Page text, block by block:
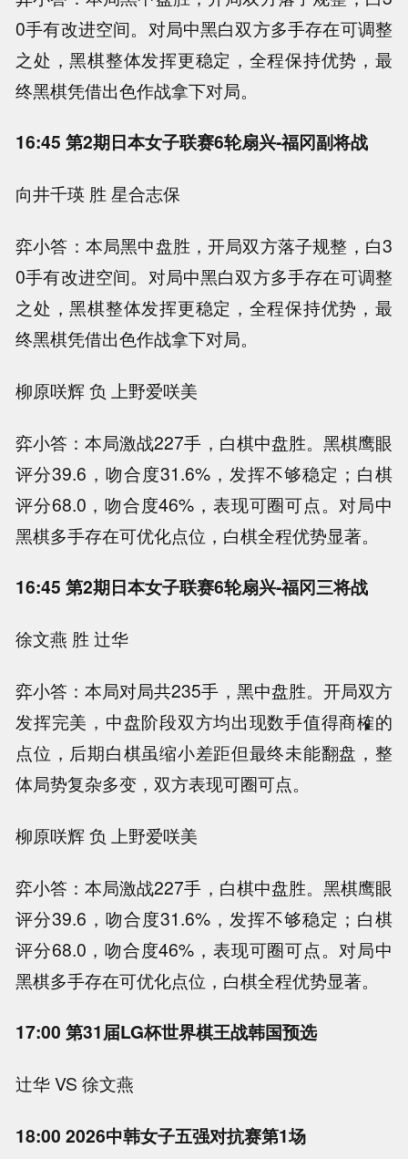
0手有改进空间。对局中黑白双方多手存在可调整
之处，黑棋整体发挥更稳定，全程保持优势，最
终黑棋凭借出色作战拿下对局。
16:45 第2期日本女子联赛6轮扇兴-福冈副将战
向井千瑛 胜 星合志保
弈小答：本局黑中盘胜，开局双方落子规整，白3
0手有改进空间。对局中黑白双方多手存在可调整
之处，黑棋整体发挥更稳定，全程保持优势，最
终黑棋凭借出色作战拿下对局。
柳原咲辉 负 上野爱咲美
弈小答：本局激战227手，白棋中盘胜。黑棋鹰眼
评分39.6，吻合度31.6%，发挥不够稳定；白棋
评分68.0，吻合度46%，表现可圈可点。对局中
黑棋多手存在可优化点位，白棋全程优势显著。
16:45 第2期日本女子联赛6轮扇兴-福冈三将战
徐文燕 胜 辻华
弈小答：本局对局共235手，黑中盘胜。开局双方
发挥完美，中盘阶段双方均出现数手值得商榷的
点位，后期白棋虽缩小差距但最终未能翻盘，整
体局势复杂多变，双方表现可圈可点。
柳原咲辉 负 上野爱咲美
弈小答：本局激战227手，白棋中盘胜。黑棋鹰眼
评分39.6，吻合度31.6%，发挥不够稳定；白棋
评分68.0，吻合度46%，表现可圈可点。对局中
黑棋多手存在可优化点位，白棋全程优势显著。
17:00 第31届LG杯世界棋王战韩国预选
辻华 VS 徐文燕
18:00 2026中韩女子五强对抗赛第1场